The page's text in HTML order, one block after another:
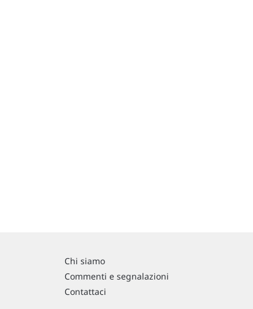
Chi siamo
Commenti e segnalazioni
Contattaci